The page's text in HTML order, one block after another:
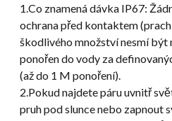
1.Co znamená dávka IP67:
ochrana před kontaktem
škodlivého množství nesmí být
ponořen do vody za
(až do 1 M ponoření).
2.Pokud najdete páru uvnitř
pruh pod slunce nebo zapnout